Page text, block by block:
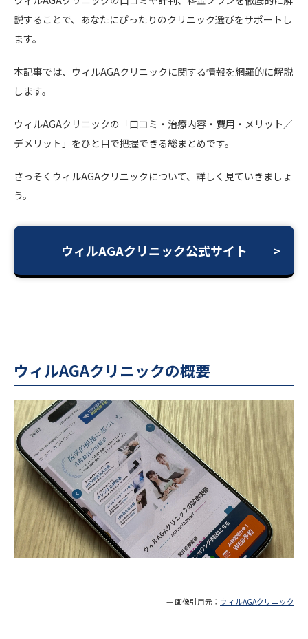
説することで、あなたにぴったりのクリニック選びをサポートし
ます。
本記事では、ウィルAGAクリニックに関する情報を網羅的に解説
します。
ウィルAGAクリニックの「口コミ・治療内容・費用・メリット／
デメリット」をひと目で把握できる総まとめです。
さっそくウィルAGAクリニックについて、詳しく見ていきましょ
う。
ウィルAGAクリニック公式サイト
ウィルAGAクリニックの概要
— 画像引用元： ウィルAGAクリニック